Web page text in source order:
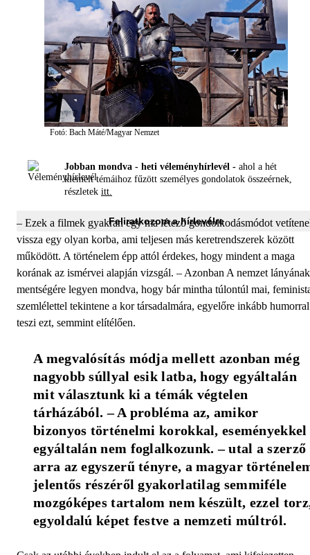
Fotó: Bach Máté/Magyar Nemzet
Jobban mondva - heti véleményhírlevél - ahol a hét
kiemelt témáihoz fűzött személyes gondolatok összeérnek,
részletek itt.
Feliratkozom a hírlevélre
– Ezek a filmek gyakran egy ma létező gondolkodásmódot
vissza egy olyan korba, ami teljesen más keretrendszerek között
működött. A történelem épp attól érdekes, hogy mindent a maga
korának az ismérvei alapján vizsgál. – Azonban A nemzet lányának
mentségére legyen mondva, hogy bár mintha túlontúl mai,
szemlélettel tekintene a kor társadalmára, egyelőre inkább humorral
teszi ezt, semmint elítélően.
A megvalósítás módja mellett azonban még
nagyobb súllyal esik latba, hogy egyáltalán
mit választunk ki a témák végtelen
tárházából. – A probléma az, amikor
bizonyos történelmi korokkal, eseményekkel
egyáltalán nem foglalkozunk. – utal a szerző
arra az egyszerű tényre, a magyar
jelentős részéről gyakorlatilag semmiféle
mozgóképes tartalom nem készült, ezzel
egyoldalú képet festve a nemzeti múltról.